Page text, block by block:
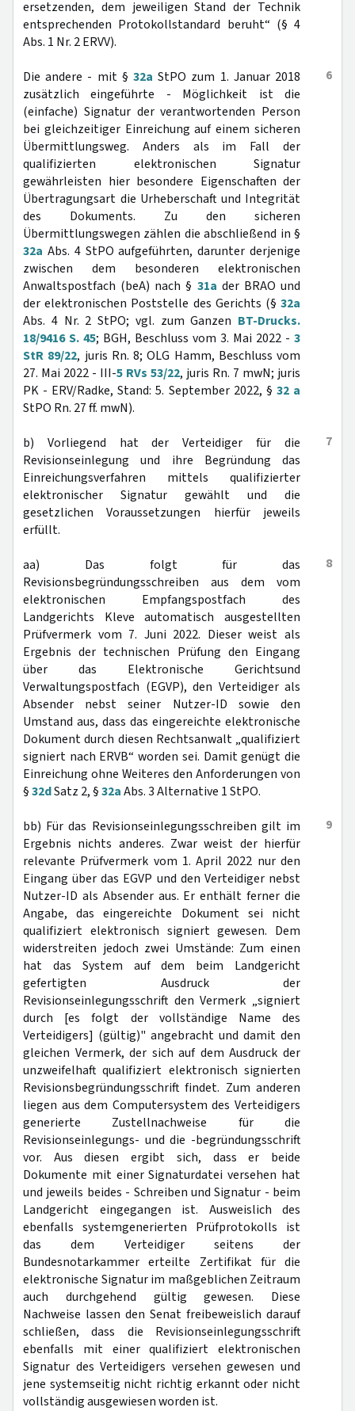
ersetzenden, dem jeweiligen Stand der Technik
entsprechenden Protokollstandard beruht“ (§ 4
Abs. 1 Nr. 2 ERVV).
6
Die andere - mit § 32a StPO zum 1. Januar 2018
zusätzlich eingeführte - Möglichkeit ist die
(einfache) Signatur der verantwortenden Person
bei gleichzeitiger Einreichung auf einem sicheren
Übermittlungsweg. Anders als im Fall der
qualifizierten elektronischen Signatur
gewährleisten hier besondere Eigenschaften der
Übertragungsart die Urheberschaft und Integrität
des Dokuments. Zu den sicheren
Übermittlungswegen zählen die abschließend in §
32a Abs. 4 StPO aufgeführten, darunter derjenige
zwischen dem besonderen elektronischen
Anwaltspostfach (beA) nach § 31a der BRAO und
der elektronischen Poststelle des Gerichts (§ 32a
Abs. 4 Nr. 2 StPO; vgl. zum Ganzen BT-Drucks.
18/9416 S. 45; BGH, Beschluss vom 3. Mai 2022 - 3
StR 89/22, juris Rn. 8; OLG Hamm, Beschluss vom
27. Mai 2022 - III-5 RVs 53/22, juris Rn. 7 mwN; juris
PK - ERV/Radke, Stand: 5. September 2022, § 32 a
StPO Rn. 27 ff. mwN).
7
b) Vorliegend hat der Verteidiger für die
Revisionseinlegung und ihre Begründung das
Einreichungsverfahren mittels qualifizierter
elektronischer Signatur gewählt und die
gesetzlichen Voraussetzungen hierfür jeweils
erfüllt.
8
aa) Das folgt für das
Revisionsbegründungsschreiben aus dem vom
elektronischen Empfangspostfach des
Landgerichts Kleve automatisch ausgestellten
Prüfvermerk vom 7. Juni 2022. Dieser weist als
Ergebnis der technischen Prüfung den Eingang
über das Elektronische Gerichtsund
Verwaltungspostfach (EGVP), den Verteidiger als
Absender nebst seiner Nutzer-ID sowie den
Umstand aus, dass das eingereichte elektronische
Dokument durch diesen Rechtsanwalt „qualifiziert
signiert nach ERVB“ worden sei. Damit genügt die
Einreichung ohne Weiteres den Anforderungen von
§32dSatz 2, §32aAbs. 3 Alternative 1 StPO.
9
bb) Für das Revisionseinlegungsschreiben gilt im
Ergebnis nichts anderes. Zwar weist der hierfür
relevante Prüfvermerk vom 1. April 2022 nur den
Eingang über das EGVP und den Verteidiger nebst
Nutzer-ID als Absender aus. Er enthält ferner die
Angabe, das eingereichte Dokument sei nicht
qualifiziert elektronisch signiert gewesen. Dem
widerstreiten jedoch zwei Umstände: Zum einen
hat das System auf dem beim Landgericht
gefertigten Ausdruck der
Revisionseinlegungsschrift den Vermerk „signiert
durch [es folgt der vollständige Name des
Verteidigers] (gültig)" angebracht und damit den
gleichen Vermerk, der sich auf dem Ausdruck der
unzweifelhaft qualifiziert elektronisch signierten
Revisionsbegründungsschrift findet. Zum anderen
liegen aus dem Computersystem des Verteidigers
generierte Zustellnachweise für die
Revisionseinlegungs- und die -begründungsschrift
vor. Aus diesen ergibt sich, dass er beide
Dokumente mit einer Signaturdatei versehen hat
und jeweils beides - Schreiben und Signatur - beim
Landgericht eingegangen ist. Ausweislich des
ebenfalls systemgenerierten Prüfprotokolls ist
das dem Verteidiger seitens der
Bundesnotarkammer erteilte Zertifikat für die
elektronische Signatur im maßgeblichen Zeitraum
auch durchgehend gültig gewesen. Diese
Nachweise lassen den Senat freibeweislich darauf
schließen, dass die Revisionseinlegungsschrift
ebenfalls mit einer qualifiziert elektronischen
Signatur des Verteidigers versehen gewesen und
jene systemseitig nicht richtig erkannt oder nicht
vollständig ausgewiesen worden ist.